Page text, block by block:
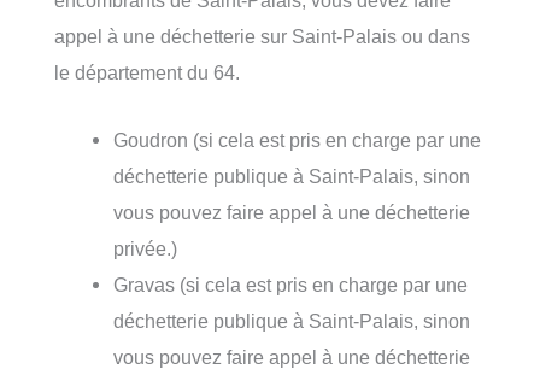
appel à une déchetterie sur Saint-Palais ou dans
le département du 64.
Goudron (si cela est pris en charge par une
déchetterie publique à Saint-Palais, sinon
vous pouvez faire appel à une déchetterie
privée.)
Gravas (si cela est pris en charge par une
déchetterie publique à Saint-Palais, sinon
vous pouvez faire appel à une déchetterie